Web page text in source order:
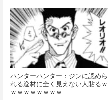
ハンターハンター：ジンに認めら
れる逸材に全く見えない人貼るｗ
ｗｗｗｗｗｗｗｗ